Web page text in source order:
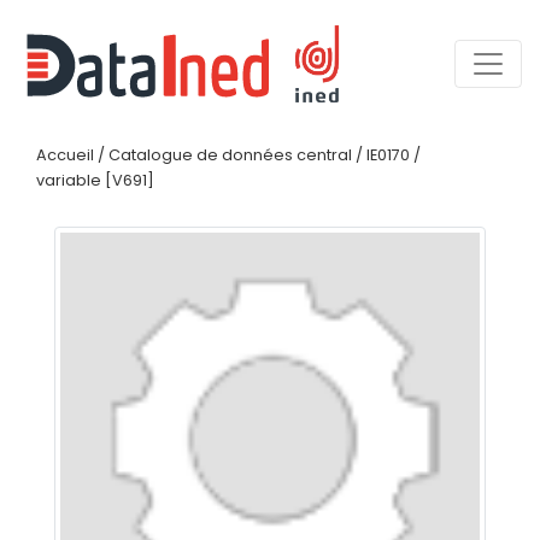
Accueil / Catalogue de données central / IE0170 /
variable [V691]